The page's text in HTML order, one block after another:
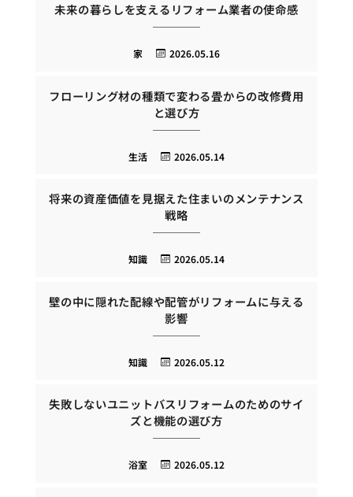
未来の暮らしを支えるリフォーム業者の使命感
2026.05.16
家
フローリング材の種類で変わる畳からの改修費用
と選び方
2026.05.14
生活
将来の資産価値を見据えた住まいのメンテナンス
戦略
2026.05.14
知識
壁の中に隠れた配線や配管がリフォームに与える
影響
2026.05.12
知識
失敗しないユニットバスリフォームのためのサイ
ズと機能の選び方
2026.05.12
浴室